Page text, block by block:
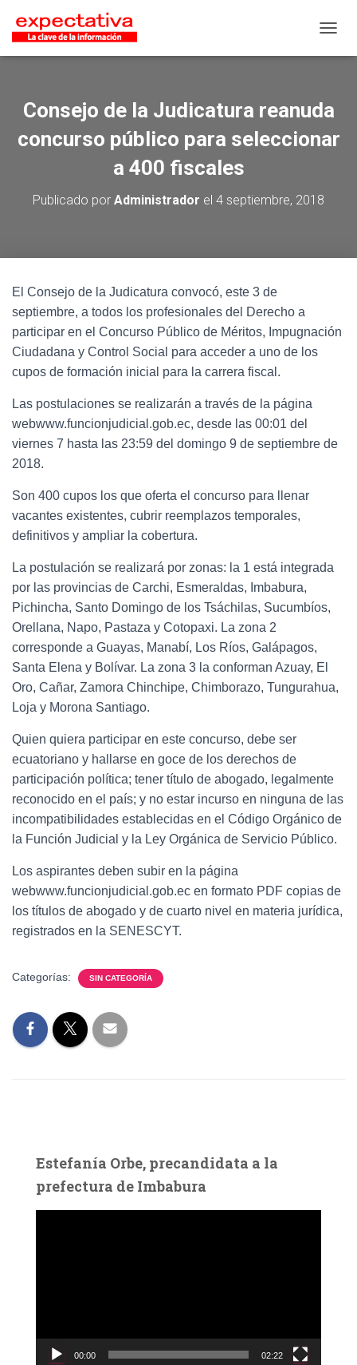
Consejo de la Judicatura reanuda
concurso público para seleccionar
a 400 fiscales
Publicado por Administrador el 4 septiembre, 2018
El Consejo de la Judicatura convocó, este 3 de
septiembre, a todos los profesionales del Derecho a
participar en el Concurso Público de Méritos, Impugnación
Ciudadana y Control Social para acceder a uno de los
cupos de formación inicial para la carrera fiscal.
Las postulaciones se realizarán a través de la página
webwww.funcionjudicial.gob.ec, desde las 00:01 del
viernes 7 hasta las 23:59 del domingo 9 de septiembre de
2018.
Son 400 cupos los que oferta el concurso para llenar
vacantes existentes, cubrir reemplazos temporales,
definitivos y ampliar la cobertura.
La postulación se realizará por zonas: la 1 está integrada
por las provincias de Carchi, Esmeraldas, Imbabura,
Pichincha, Santo Domingo de los Tsáchilas, Sucumbíos,
Orellana, Napo, Pastaza y Cotopaxi. La zona 2
corresponde a Guayas, Manabí, Los Ríos, Galápagos,
Santa Elena y Bolívar. La zona 3 la conforman Azuay, El
Oro, Cañar, Zamora Chinchipe, Chimborazo, Tungurahua,
Loja y Morona Santiago.
Quien quiera participar en este concurso, debe ser
ecuatoriano y hallarse en goce de los derechos de
participación política; tener título de abogado, legalmente
reconocido en el país; y no estar incurso en ninguna de las
incompatibilidades establecidas en el Código Orgánico de
la Función Judicial y la Ley Orgánica de Servicio Público.
Los aspirantes deben subir en la página
webwww.funcionjudicial.gob.ec en formato PDF copias de
los títulos de abogado y de cuarto nivel en materia jurídica,
registrados en la SENESCYT.
Categorías: SIN CATEGORÍA
Estefanía Orbe, precandidata a la
prefectura de Imbabura
c
00:00 02:22